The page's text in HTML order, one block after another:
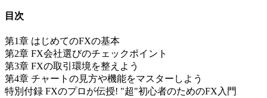
目次
第1章 はじめてのFXの基本
第2章 FX会社選びのチェックポイント
第3章 FXの取引環境を整えよう
第4章 チャートの見方や機能をマスターしよう
特別付録 FXのプロが伝授! "超"初心者のためのFX入門